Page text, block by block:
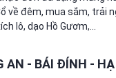
về đêm, mua sắm, trải
lô, dạo Hồ Gươm,...
AN - BÁI ĐÍNH -